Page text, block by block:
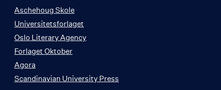
Aschehoug Skole
Universitetsforlaget
Oslo Literary Agency
Forlaget Oktober
Agora
Scandinavian University Press